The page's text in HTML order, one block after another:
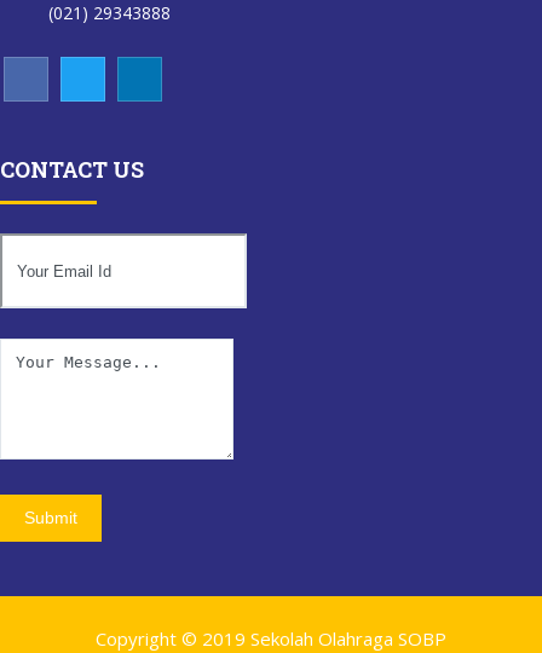
(021) 29343888
CONTACT US
Submit
Copyright © 2019 Sekolah Olahraga SOBP